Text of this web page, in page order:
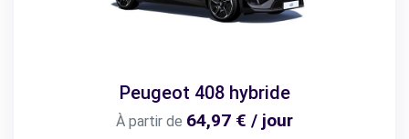
Peugeot 408 hybride
À partir de 64,97 € / jour